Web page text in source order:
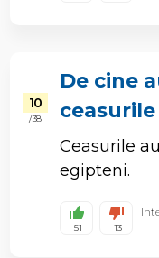
10
/ 38
De cine
ceasurile
Ceasurile
egipteni.
51 13